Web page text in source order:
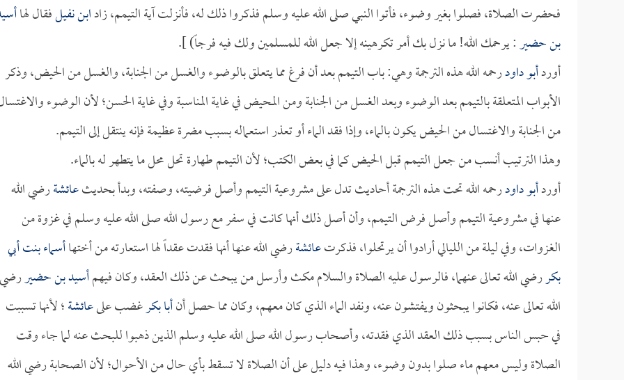
فحضرت الصلاة، فصلوا بغير وضوء، فأتوا النبي صلى الله عليه وسلم فذكروا ذلك له، فأنزلت آية التيمم، زادابن نفيلفقال لها
بن حضير: يرحمك الله! ما نزل بك أمر تكرهينه إلا جعل الله للمسلمين ولك فيه فرجاً) ].
أوردأبو داودرحمه الله هذه الترجمة وهي: باب التيمم بعد أن فرغ مما يتعلق بالوضوء والغسل من الجنابة، والغسل من الحيض، وذكر
الأبواب المتعلقة بالتيمم بعد الوضوء وبعد الغسل من الجنابة ومن المحيض في غاية المناسبة وفي غاية الحسن؛ لأن الوضوء
من الجنابة والاغتسال من الحيض يكون بالماء، وإذا فقد الماء أو تعذر استعماله بسبب مضرة عظيمة فإنه ينتقل إلى التيمم.
وهذا الترتيب أنسب من جعل التيمم قبل الحيض كما في بعض الكتب؛ لأن التيمم طهارة تحل محل ما يتطهر له بالماء.
أوردأبو داودرحمه الله تحت هذه الترجمة أحاديث تدل على مشروعية التيمم وأصل فرضيته، وصفته، وبدأ بحديثعائشةرضي الله
عنها في مشروعية التيمم وأصل فرض التيمم، وأن أصل ذلك أنها كانت في سفر مع رسول الله صلى الله عليه وسلم في غزوة من
الغزوات، وفي ليلة من الليالي أرادوا أن يرتحلوا، فذكرتعائشةرضي الله عنها أنها فقدت عقداً لها استعارته من أختهاأسماء بنت أبي
بكررضي الله تعالى عنهما، فالرسول عليه الصلاة والسلام مكث وأرسل من يبحث عن ذلك العقد، وكان فيهمأسيد بن حضير
الله تعالى عنه، فكانوا يبحثون ويفتشون عنه، ونفد الماء الذي كان معهم، وكان مما حصل أنأبا بكرغضب علىعائشة؛ لأنها تسببت
في حبس الناس بسبب ذلك العقد الذي فقدته، وأصحاب رسول الله صلى الله عليه وسلم الذين ذهبوا للبحث عنه لما جاء وقت
الصلاة وليس معهم ماء صلوا بدون وضوء، وهذا فيه دليل على أن الصلاة لا تسقط بأي حال من الأحوال؛ لأن الصحابة رضي الله